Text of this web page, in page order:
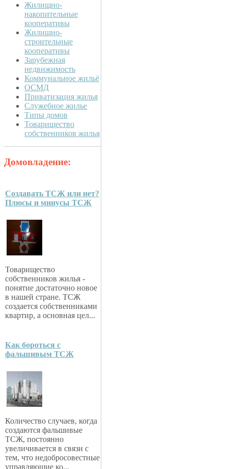
Жилищно-
накопительные
кооперативы
Жилищно-
строительные
кооперативы
Зарубежная
недвижимость
Коммунальное жильё
ОСМД
Приватизация жилья
Служебное жилье
Типы домов
Товарищество
собственников жилья
Домовладение:
Создавать ТСЖ или нет?
Плюсы и минусы ТСЖ
Товарищество
собственников жилья -
понятие достаточно новое
в нашей стране. ТСЖ
создается собственниками
квартир, а основная цел...
Как бороться с
фальшивым ТСЖ
Количество случаев, когда
создаются фальшивые
ТСЖ, постоянно
увеличивается в связи с
тем, что недобросовестные
управляющие ко...